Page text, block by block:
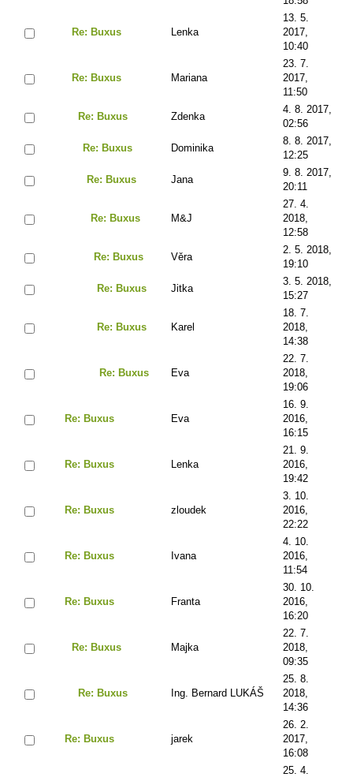
Re: Buxus Lenka
13. 5.
2017,
10:40
Re: Buxus Mariana
23. 7.
2017,
11:50
Re: Buxus Zdenka
4. 8. 2017,
02:56
Re: Buxus Dominika
8. 8. 2017,
12:25
Re: Buxus Jana
9. 8. 2017,
20:11
Re: Buxus M&J
27. 4.
2018,
12:58
Re: Buxus Věra
2. 5. 2018,
19:10
Re: Buxus Jitka
3. 5. 2018,
15:27
Re: Buxus Karel
18. 7.
2018,
14:38
Re: Buxus Eva
22. 7.
2018,
19:06
Re: Buxus Eva
16. 9.
2016,
16:15
Re: Buxus Lenka
21. 9.
2016,
19:42
Re: Buxus zloudek
3. 10.
2016,
22:22
Re: Buxus Ivana
4. 10.
2016,
11:54
Re: Buxus Franta
30. 10.
2016,
16:20
Re: Buxus Majka
22. 7.
2018,
09:35
Re: Buxus Ing. Bernard LUKÁŠ
25. 8.
2018,
14:36
Re: Buxus jarek
26. 2.
2017,
16:08
25. 4.